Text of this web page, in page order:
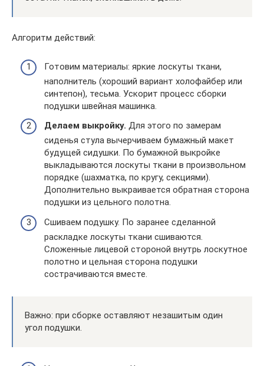
Алгоритм действий:
Готовим материалы: яркие лоскуты ткани,
наполнитель (хороший вариант холофайбер или
синтепон), тесьма. Ускорит процесс сборки
подушки швейная машинка.
Делаем выкройку. Для этого по замерам
сиденья стула вычерчиваем бумажный макет
будущей сидушки. По бумажной выкройке
выкладываются лоскуты ткани в произвольном
порядке (шахматка, по кругу, секциями).
Дополнительно выкраивается обратная сторона
подушки из цельного полотна.
Сшиваем подушку. По заранее сделанной
раскладке лоскуты ткани сшиваются.
Сложенные лицевой стороной внутрь лоскутное
полотно и цельная сторона подушки
сострачиваются вместе.
Важно: при сборке оставляют незашитым один
угол подушки.